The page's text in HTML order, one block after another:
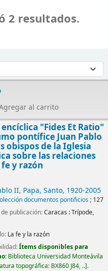
2 resultados.
al carrito
"Fides Et Ratio"
pontífice Juan Pablo
obispos de la Iglesia
sobre las relaciones
y razón
II, Papa, Santo, 1920-2005
documentos pontificios; 127
publicación:Caracas :Trípode,
La fe y la razón
Ítems disponibles para
Biblioteca Universidad Monteávila
topográfica: BX860 J84, .. .